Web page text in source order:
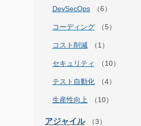
DevSecOps
コーディング
コスト削減
セキュリティ
テスト自動化
生産性向上
アジャイル